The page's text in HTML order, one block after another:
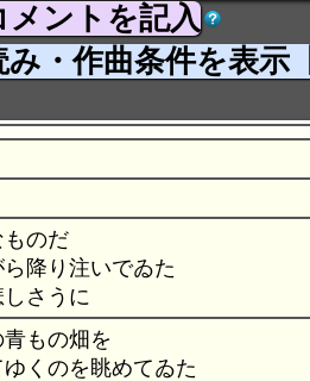
メントを記入
・作曲条件を表示
のだ
降り注いでゐた
さうに
もの畑を
くのを眺めてゐた